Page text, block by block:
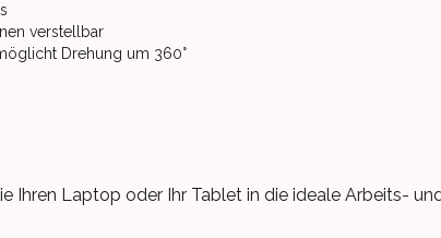
verstellbar
Drehung um 360°
Ihren Laptop oder Ihr Tablet in die ideale Arbeits-